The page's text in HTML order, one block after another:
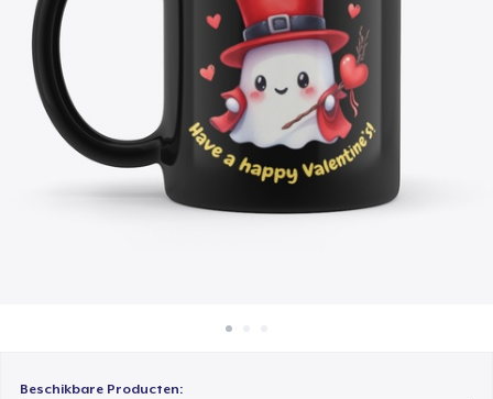
Verkoop overal
Verkoop alles
Beschikbare Producten: